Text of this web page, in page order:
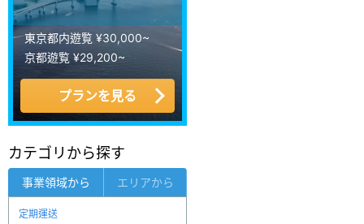
東京都内遊覧 ¥30,000~
京都遊覧 ¥29,200~
プランを見る
カテゴリから探す
事業領域から エリアから
定期運送